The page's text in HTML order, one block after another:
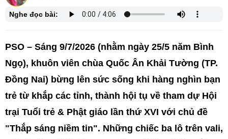
Nghe đọc bài:
PSO – Sáng 9/7/2026 (nhằm ngày 25/5 năm Bình
Ngọ), khuôn viên chùa Quốc Ân Khải Tường (TP.
Đồng Nai) bừng lên sức sống khi hàng nghìn bạn
trẻ từ khắp các tỉnh, thành hội tụ về tham dự Hội
trại Tuổi trẻ & Phật giáo lần thứ XVI với chủ đề
"Thắp sáng niềm tin". Những chiếc ba lô trên vali,